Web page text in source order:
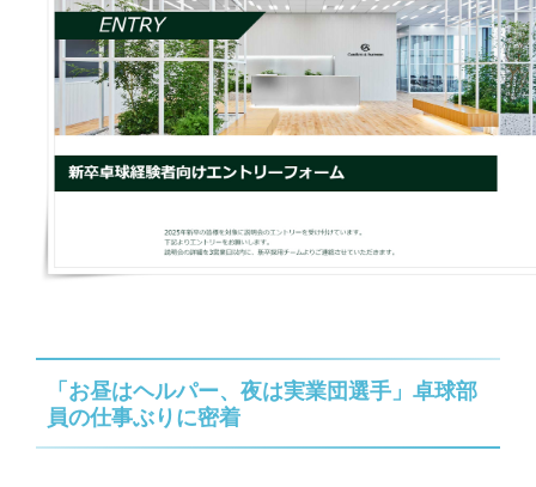
「お昼はヘルパー、夜は実業団選手」卓球部
員の仕事ぶりに密着